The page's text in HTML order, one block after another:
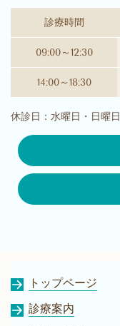
診療時間
09:00～12:30
14:00～18:30
休診日：水曜日・日曜日
トップページ
診療案内